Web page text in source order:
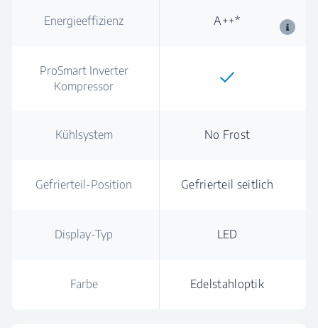
Energieeffizienz A++*
ProSmart Inverter
Kompressor
Kühlsystem No Frost
Gefrierteil-Position Gefrierteil seitlich
Display-Typ LED
Farbe Edelstahloptik